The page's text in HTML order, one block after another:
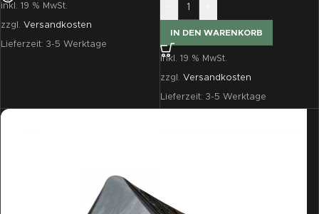
inkl. 19 % MwSt.
zzgl. Versandkosten
Lieferzeit: 3-5 Werktage
IN DEN WARENKORB
inkl. 19 % MwSt.
zzgl. Versandkosten
Lieferzeit: 3-5 Werktage